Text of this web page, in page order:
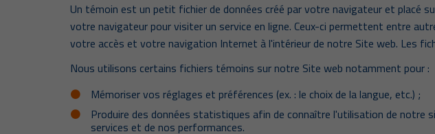
Un témoin est un petit fichier de données créé par votre navigateur et placé
votre navigateur pour visiter un service en ligne. Ceux-ci permettent entre
votre accès et votre navigation Internet à l'intérieur de notre Site web. Les
Nous utilisons certains fichiers témoins sur notre Site web notamment pour :
Mémoriser vos réglages et préférences (ex. : le choix de la langue, etc.) ;
Produire des données statistiques afin de connaître l'utilisation de notre
services et de nos performances.